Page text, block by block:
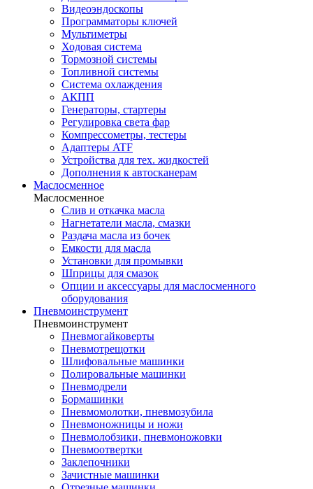
Видеоэндоскопы
Программаторы ключей
Мультиметры
Ходовая система
Тормозной системы
Топливной системы
Система охлаждения
АКПП
Генераторы, стартеры
Регулировка света фар
Компрессометры, тестеры
Адаптеры ATF
Устройства для тех. жидкостей
Дополнения к автосканерам
Маслосменное
Маслосменное
Слив и откачка масла
Нагнетатели масла, смазки
Раздача масла из бочек
Емкости для масла
Установки для промывки
Шприцы для смазок
Опции и аксессуары для маслосменного
оборудования
Пневмоинструмент
Пневмоинструмент
Пневмогайковерты
Пневмотрещотки
Шлифовальные машинки
Полировальные машинки
Пневмодрели
Бормашинки
Пневмомолотки, пневмозубила
Пневмоножницы и ножи
Пневмолобзики, пневмоножовки
Пневмоотвертки
Заклепочники
Зачистные машинки